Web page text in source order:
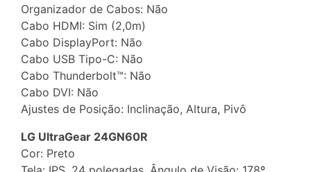
Organizador de Cabos: Não
Cabo HDMI: Sim (2,0m)
Cabo DisplayPort: Não
Cabo USB Tipo-C: Não
Cabo Thunderbolt™: Não
Cabo DVI: Não
Ajustes de Posição: Inclinação, Altura, Pivô
LG UltraGear 24GN60R
Cor: Preto